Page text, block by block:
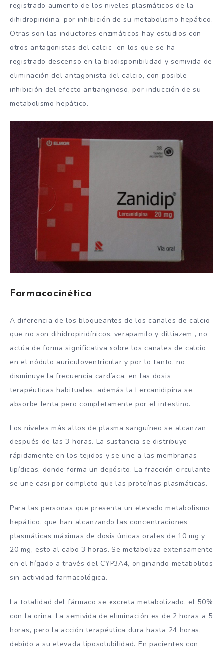
registrado aumento de los niveles plasmáticos de la
dihidropiridina, por inhibición de su metabolismo hepático.
Otras son las inductores enzimáticos hay estudios con
otros antagonistas del calcio en los que se ha
registrado descenso en la biodisponibilidad y semivida de
eliminación del antagonista del calcio, con posible
inhibición del efecto antianginoso, por inducción de su
metabolismo hepático.
Farmacocinética
A diferencia de los bloqueantes de los canales de calcio
que no son dihidropiridínicos, verapamilo y diltiazem , no
actúa de forma significativa sobre los canales de calcio
en el nódulo auriculoventricular y por lo tanto, no
disminuye la frecuencia cardíaca, en las dosis
terapéuticas habituales, además la Lercanidipina se
absorbe lenta pero completamente por el intestino.
Los niveles más altos de plasma sanguíneo se alcanzan
después de las 3 horas. La sustancia se distribuye
rápidamente en los tejidos y se une a las membranas
lipídicas, donde forma un depósito. La fracción circulante
se une casi por completo que las proteínas plasmáticas.
Para las personas que presenta un elevado metabolismo
hepático, que han alcanzando las concentraciones
plasmáticas máximas de dosis únicas orales de 10 mg y
20 mg, esto al cabo 3 horas. Se metaboliza extensamente
en el hígado a través del CYP3A4, originando metabolitos
sin actividad farmacológica.
La totalidad del fármaco se excreta metabolizado, el 50%
con la orina. La semivida de eliminación es de 2 horas a 5
horas, pero la acción terapéutica dura hasta 24 horas,
debido a su elevada liposolubilidad. En pacientes con